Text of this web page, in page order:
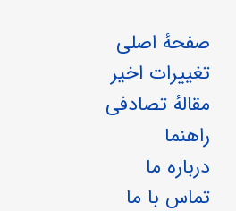
صفحهٔ اصلی
تغییرات اخیر
مقالهٔ تصادفی
راهنما
درباره ما
تماس با ما